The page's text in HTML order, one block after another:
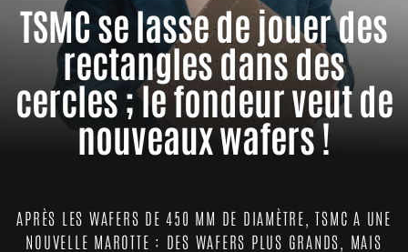
TSMC se lasse de jouer des
rectangles dans des
cercles ; le fondeur veut de
nouveaux wafers !
APRÈS LES WAFERS DE 450 MM DE DIAMÈTRE, TSMC A UNE
NOUVELLE MAROTTE : DES WAFERS PLUS GRANDS, MAIS